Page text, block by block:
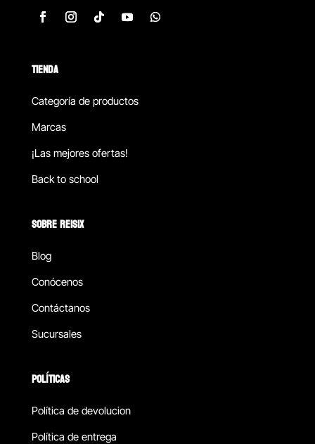
TIENDA
Categoría de productos
Marcas
¡Las mejores ofertas!
Back to school
SOBRE REISIX
Blog
Conócenos
Contáctanos
Sucursales
POLÍTICAS
Política de devolucion
Política de entrega